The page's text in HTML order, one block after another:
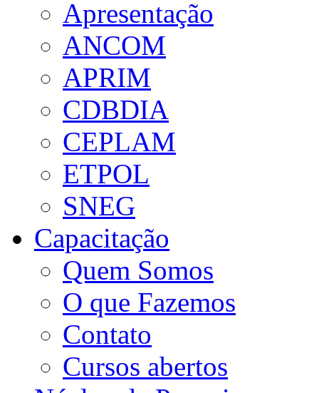
Apresentação
ANCOM
APRIM
CDBDIA
CEPLAM
ETPOL
SNEG
Capacitação
Quem Somos
O que Fazemos
Contato
Cursos abertos